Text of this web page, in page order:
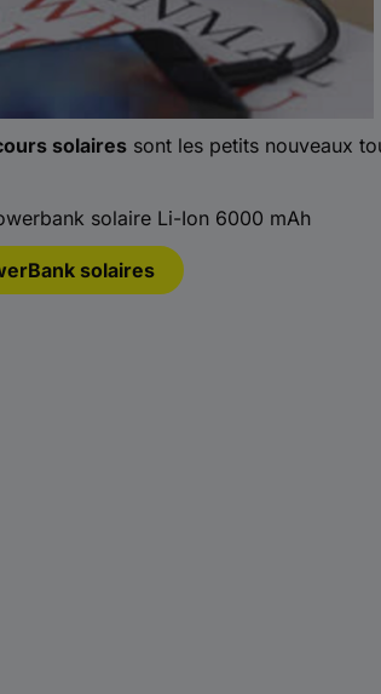
solaires sont les petits nouveaux
solaire Li-Ion 6000 mAh
solaires